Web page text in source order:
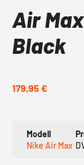
Air
Black
179,95 €
Modell
Nike Air Max